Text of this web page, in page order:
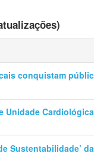
conquistam
Unidade
Sustentabilidade’